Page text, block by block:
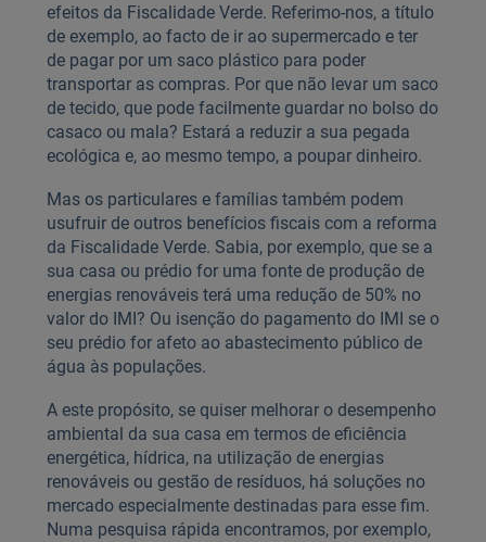
efeitos da Fiscalidade Verde. Referimo-nos, a título
de exemplo, ao facto de ir ao supermercado e ter
de pagar por um saco plástico para poder
transportar as compras. Por que não levar um saco
de tecido, que pode facilmente guardar no bolso do
casaco ou mala? Estará a reduzir a sua pegada
ecológica e, ao mesmo tempo, a poupar dinheiro.
Mas os particulares e famílias também podem
usufruir de outros benefícios fiscais com a reforma
da Fiscalidade Verde. Sabia, por exemplo, que se a
sua casa ou prédio for uma fonte de produção de
energias renováveis terá uma redução de 50% no
valor do IMI? Ou isenção do pagamento do IMI se o
seu prédio for afeto ao abastecimento público de
água às populações.
A este propósito, se quiser melhorar o desempenho
ambiental da sua casa em termos de eficiência
energética, hídrica, na utilização de energias
renováveis ou gestão de resíduos, há soluções no
mercado especialmente destinadas para esse fim.
Numa pesquisa rápida encontramos, por exemplo,